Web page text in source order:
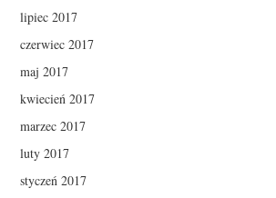
lipiec 2017
czerwiec 2017
maj 2017
kwiecień 2017
marzec 2017
luty 2017
styczeń 2017